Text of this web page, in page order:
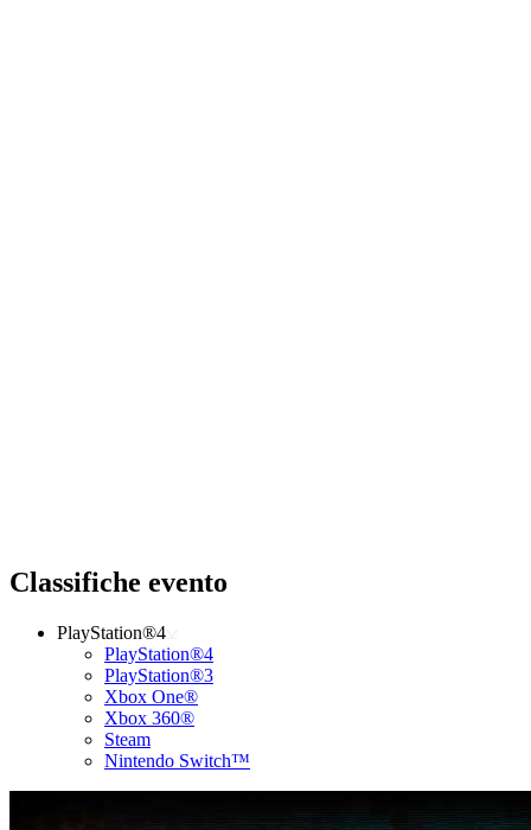
Classifiche evento
PlayStation®4
PlayStation®4
PlayStation®3
Xbox One®
Xbox 360®
Steam
Nintendo Switch™